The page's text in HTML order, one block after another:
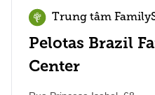
Trung tâm
Pelotas Brazil
Center